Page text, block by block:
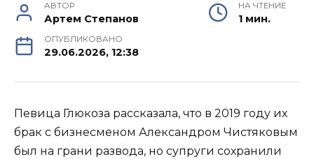
АВТОР
Артем Степанов
НА ЧТЕНИЕ
1 мин.
ОПУБЛИКОВАНО
29.06.2026, 12:38
Певица Глюкоза рассказала, что в 2019 году их
брак с бизнесменом Александром Чистяковым
был на грани развода, но супруги сохранили